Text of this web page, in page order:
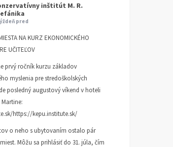
inštitút M. R.
pred
NA KURZ EKONOMICKÉHO
UČITEĽOV
prvý ročník kurzu základov
myslenia pre stredoškolských
posledný augustový víkend v hoteli
https://kepu.institute.sk/
o neho s ubytovaním ostalo pár
Môžu sa prihlásiť do 31. júla, čím